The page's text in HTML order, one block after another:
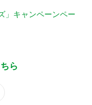
」キャンペーンペー
ら